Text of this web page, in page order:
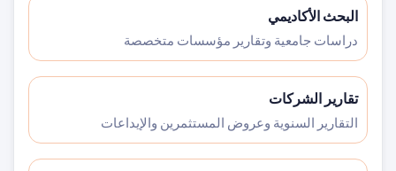
البحث الأكاديمي
دراسات جامعية وتقارير مؤسسات متخصصة
تقارير الشركات
التقارير السنوية وعروض المستثمرين والإيداعات